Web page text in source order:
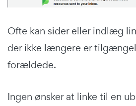
Ofte kan sider eller indlæg
der ikke længere er
forældede.
Ingen ønsker at linke til en